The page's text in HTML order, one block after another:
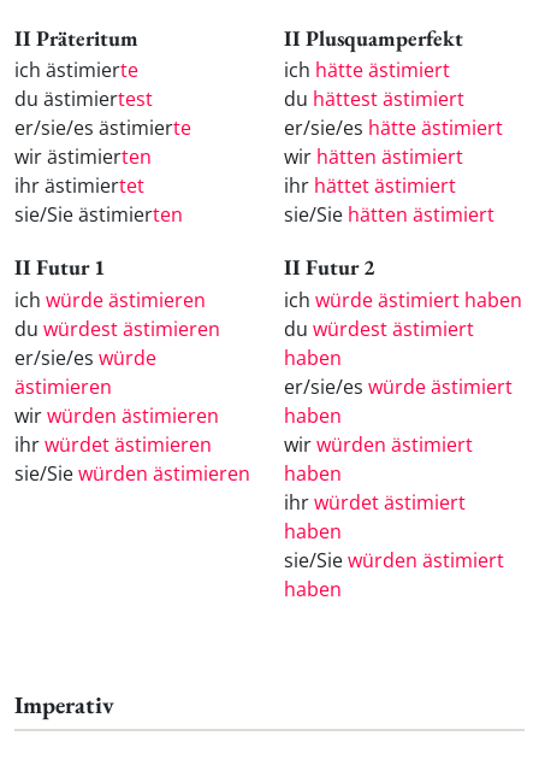
II Präteritum
ich ästimierte
du ästimiertest
er/sie/es ästimierte
wir ästimierten
ihr ästimiertet
sie/Sie ästimierten
II Plusquamperfekt
ich hätte ästimiert
du hättest ästimiert
er/sie/es hätte ästimiert
wir hätten ästimiert
ihr hättet ästimiert
sie/Sie hätten ästimiert
II Futur 1
ich würde ästimieren
du würdest ästimieren
er/sie/es würde
ästimieren
wirwürden ästimieren
ihrwürdet ästimieren
sie/Siewürden ästimieren
II Futur 2
ich würde ästimiert haben
du würdest ästimiert
haben
er/sie/es würde ästimiert
haben
wirwürden ästimiert
haben
ihrwürdet ästimiert
haben
sie/Siewürden ästimiert
haben
Imperativ